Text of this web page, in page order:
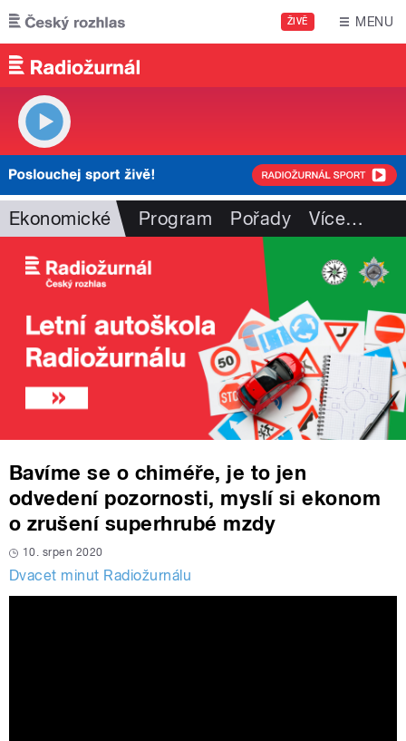
Přejít k hlavnímu obsahu
ŽIVĚ MENU
Ekonomické Program Pořady Více…
Bavíme se o chiméře, je to jen
odvedení pozornosti, myslí si ekonom
o zrušení superhrubé mzdy
10. srpen 2020
Dvacet minut Radiožurnálu